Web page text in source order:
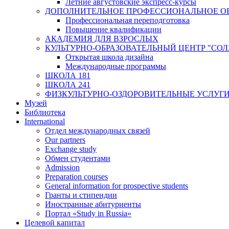
Летние августовские экспресс-курсы
ДОПОЛНИТЕЛЬНОЕ ПРОФЕССИОНАЛЬНОЕ
Профессиональная переподготовка
Повышение квалификации
АКАДЕМИЯ ДЛЯ ВЗРОСЛЫХ
КУЛЬТУРНО-ОБРАЗОВАТЕЛЬНЫЙ ЦЕНТР
Открытая школа дизайна
Международные программы
ШКОЛА 181
ШКОЛА 241
ФИЗКУЛЬТУРНО-ОЗДОРОВИТЕЛЬНЫЕ УСЛУГИ
Музей
Библиотека
International
Отдел международных связей
Our partners
Exchange study
Обмен студентами
Admission
Preparation courses
General information for prospective students
Гранты и стипендии
Иностранные абитуриенты
Портал «Study in Russia»
Целевой капитал